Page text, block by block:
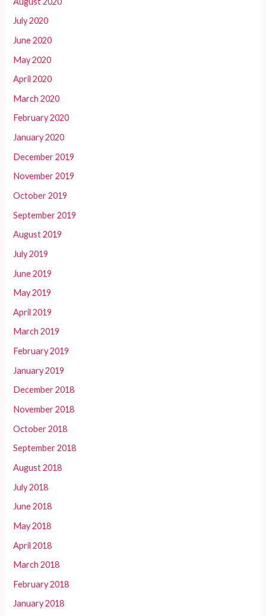
July 2020
June 2020
May 2020
April 2020
March 2020
February 2020
January 2020
December 2019
November 2019
October 2019
September 2019
August 2019
July 2019
June 2019
May 2019
April 2019
March 2019
February 2019
January 2019
December 2018
November 2018
October 2018
September 2018
August 2018
July 2018
June 2018
May 2018
April 2018
March 2018
February 2018
January 2018